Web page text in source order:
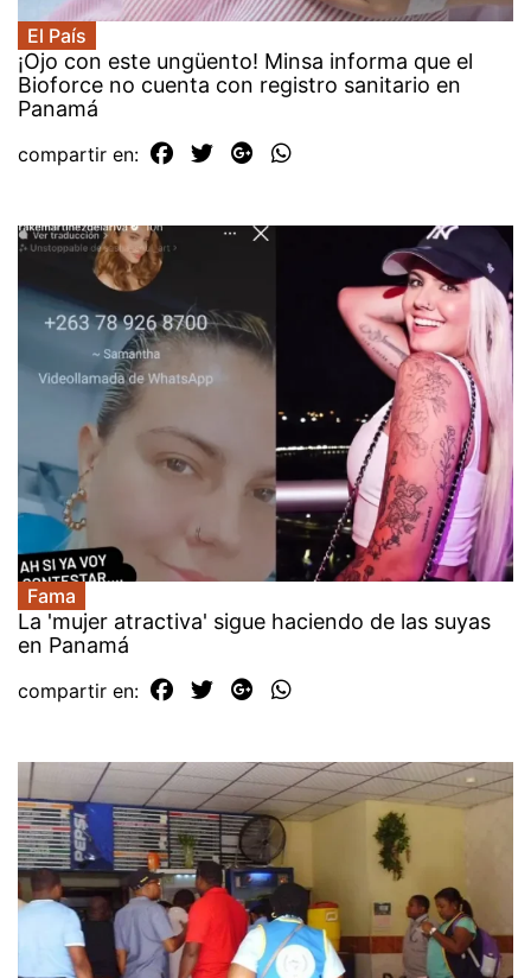
El País
¡Ojo con este ungüento! Minsa informa que el
Bioforce no cuenta con registro sanitario en
Panamá
compartir en:
Fama
La 'mujer atractiva' sigue haciendo de las suyas
en Panamá
compartir en: